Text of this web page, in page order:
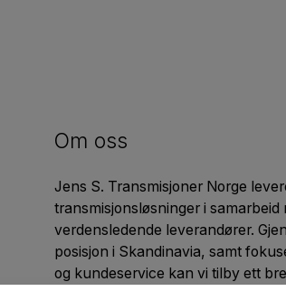
Om oss
Jens S. Transmisjoner Norge
transmisjonsløsninger i samarbeid
verdensledende leverandører.
posisjon i Skandinavia, samt
og kundeservice kan vi tilby ett